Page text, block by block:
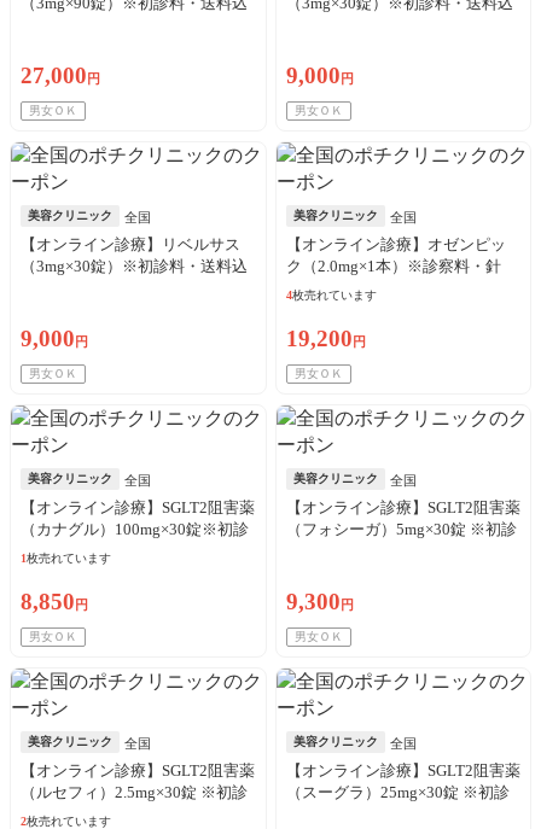
27,000 円
男女ＯＫ
9,000 円
男女ＯＫ
美容クリニック 全国
【オンライン診療】リベルサス
（3mg×30錠）※初診料・送料込
9,000 円
男女ＯＫ
美容クリニック 全国
【オンライン診療】オゼンピッ
ク（2.0mg×1本）※診察料・針
代・送料・アルコール綿込み
4枚売れています
19,200 円
男女ＯＫ
美容クリニック 全国
【オンライン診療】SGLT2阻害薬
（カナグル）100mg×30錠※初診
料・送料込
1枚売れています
8,850 円
男女ＯＫ
美容クリニック 全国
【オンライン診療】SGLT2阻害薬
（フォシーガ）5mg×30錠 ※初診
9,300 円
男女ＯＫ
美容クリニック 全国
【オンライン診療】SGLT2阻害薬
（ルセフィ）2.5mg×30錠 ※初診
料・送料込
2枚売れています
美容クリニック 全国
【オンライン診療】SGLT2阻害薬
（スーグラ）25mg×30錠 ※初診